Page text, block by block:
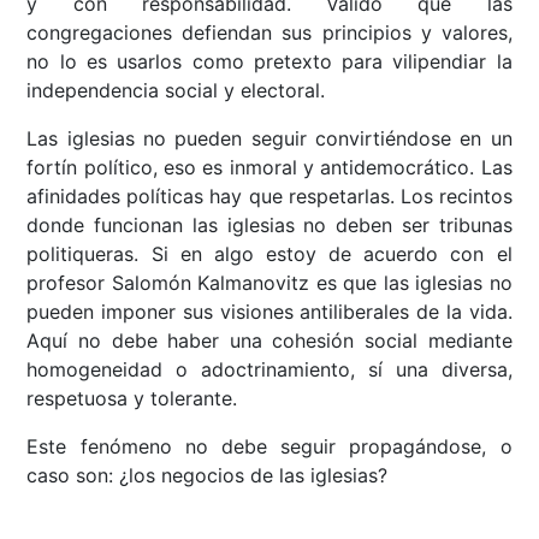
congregaciones defiendan sus principios y valores,
no lo es usarlos como pretexto para vilipendiar la
independencia social y electoral.
Las iglesias no pueden seguir convirtiéndose en un
fortín político, eso es inmoral y antidemocrático. Las
afinidades políticas hay que respetarlas. Los recintos
donde funcionan las iglesias no deben ser tribunas
politiqueras. Si en algo estoy de acuerdo con el
profesor Salomón Kalmanovitz es que las iglesias no
pueden imponer sus visiones antiliberales de la vida.
Aquí no debe haber una cohesión social mediante
homogeneidad o adoctrinamiento, sí una diversa,
respetuosa y tolerante.
Este fenómeno no debe seguir propagándose, o
caso son: ¿los negocios de las iglesias?